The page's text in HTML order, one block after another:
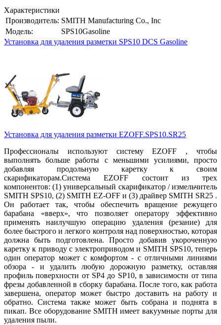
Характеристики
Производитель: SMITH Manufacturing Co., Inc
Модель:
SPS10Gasoline
Установка для удаления разметки SPS10 DCS Gasoline
Установка для удаления разметки EZOFF.SPS10.SR25
Профессионалы используют систему EZOFF , чтобы
выполнять больше работы с меньшими усилиями, просто
добавляя продольную каретку к своим
скарификаторам.Система EZOFF состоит из трех
компонентов: (1) универсальный скарификатор / измельчитель
SMITH SPS10, (2) SMITH EZ-OFF и (3) драйвер SMITH SR25 .
Он работает так, чтобы обеспечить вращение режущего
барабана «вверх», что позволяет оператору эффективно
применять наилучшую операцию удаления (резание) для
более быстрого и легкого контроля над поверхностью, которая
должна быть подготовлена. Просто добавив укороченную
каретку к приводу с электроприводом и SMITH SPS10, теперь
один оператор может с комфортом - с отличными линиями
обзора - и удалить любую дорожную разметку, оставляя
профиль поверхности от SP4 до SP10, в зависимости от типа
фрезы добавленной в сборку барабана. После того, как работа
завершена, оператор может быстро доставить на работу и
обратно. Система также может быть собрана и поднята в
пикап. Все оборудование SMITH имеет вакуумные порты для
удаления пыли.